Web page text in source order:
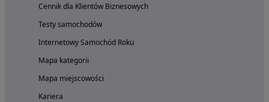
Cennik dla Klientów Biznesowych
Testy samochodów
Internetowy Samochód Roku
Mapa kategorii
Mapa miejscowości
Kariera